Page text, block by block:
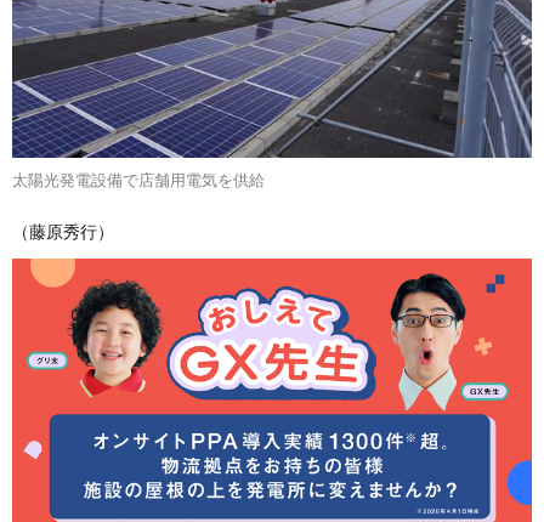
太陽光発電設備で店舗用電気を供給
（藤原秀行）